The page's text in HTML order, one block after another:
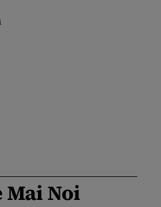
Mai Noi